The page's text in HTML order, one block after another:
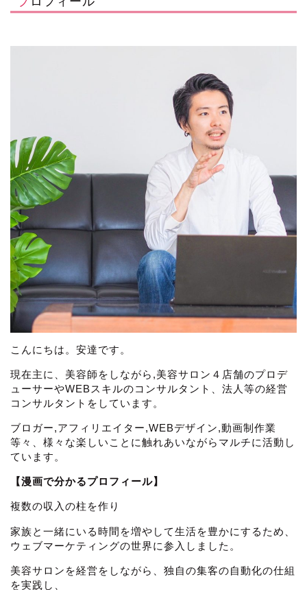
こんにちは。安達です。
現在主に、美容師をしながら,美容サロン４店舗のプロデ
ューサーやWEBスキルのコンサルタント、法人等の経営
コンサルタントをしています。
ブロガー,アフィリエイター,WEBデザイン,動画制作業
等々、様々な楽しいことに触れあいながらマルチに活動し
ています。
【漫画で分かるプロフィール】
複数の収入の柱を作り
家族と一緒にいる時間を増やして生活を豊かにするため、
ウェブマーケティングの世界に参入しました。
美容サロンを経営をしながら、独自の集客の自動化の仕組
を実践し、